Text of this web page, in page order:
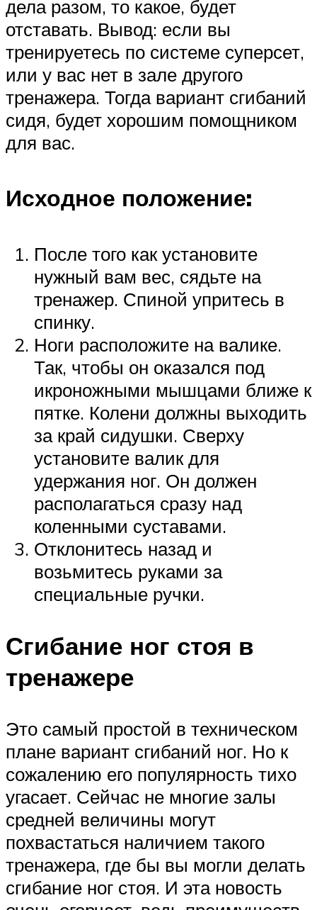
дела разом, то какое, будет
отставать. Вывод: если вы
тренируетесь по системе суперсет,
или у вас нет в зале другого
тренажера. Тогда вариант сгибаний
сидя, будет хорошим помощником
для вас.
Исходное положение:
После того как установите
нужный вам вес, сядьте на
тренажер. Спиной упритесь в
спинку.
Ноги расположите на валике.
Так, чтобы он оказался под
икроножными мышцами ближе к
пятке. Колени должны выходить
за край сидушки. Сверху
установите валик для
удержания ног. Он должен
располагаться сразу над
коленными суставами.
Отклонитесь назад и
возьмитесь руками за
специальные ручки.
Сгибание ног стоя в
тренажере
Это самый простой в техническом
плане вариант сгибаний ног. Но к
сожалению его популярность тихо
угасает. Сейчас не многие залы
средней величины могут
похвастаться наличием такого
тренажера, где бы вы могли делать
сгибание ног стоя. И эта новость